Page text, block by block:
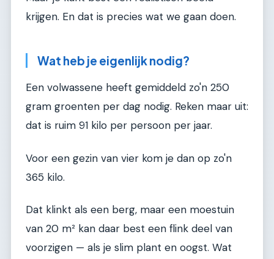
krijgen. En dat is precies wat we gaan doen.
Wat heb je eigenlijk nodig?
Een volwassene heeft gemiddeld zo'n 250
gram groenten per dag nodig. Reken maar uit:
dat is ruim 91 kilo per persoon per jaar.
Voor een gezin van vier kom je dan op zo'n
365 kilo.
Dat klinkt als een berg, maar een moestuin
van 20 m² kan daar best een flink deel van
voorzigen — als je slim plant en oogst. Wat